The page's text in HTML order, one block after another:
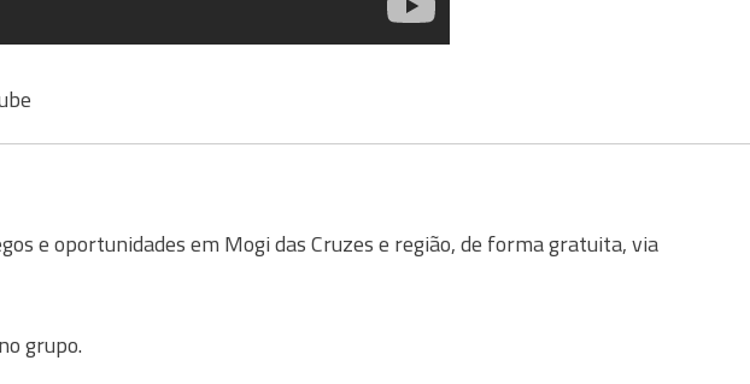
e oportunidades em Mogi das Cruzes e região, de forma gratuita, via
grupo.